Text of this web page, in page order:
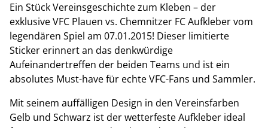
Ein Stück Vereinsgeschichte zum Kleben – der
exklusive VFC Plauen vs. Chemnitzer FC Aufkleber vom
legendären Spiel am 07.01.2015! Dieser limitierte
Sticker erinnert an das denkwürdige
Aufeinandertreffen der beiden Teams und ist ein
absolutes Must-have für echte VFC-Fans und Sammler.
Mit seinem auffälligen Design in den Vereinsfarben
Gelb und Schwarz ist der wetterfeste Aufkleber ideal